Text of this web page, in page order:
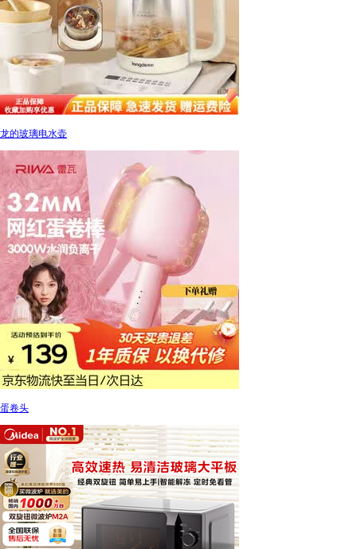
龙的玻璃电水壶
蛋卷头